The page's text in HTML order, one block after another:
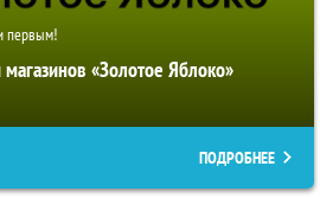
первым!
«Золотое Яблоко»
ПОДРОБНЕЕ